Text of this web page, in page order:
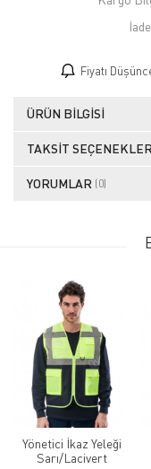
Fiyatı
ÜRÜN BILGISI
TAKSIT
YORUMLAR (0)
Yönetici İkaz Yeleği
Sarı/Lacivert